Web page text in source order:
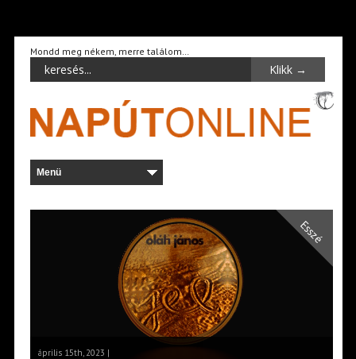
Mondd meg nékem, merre találom…
Esszé
április 15th, 2023 |